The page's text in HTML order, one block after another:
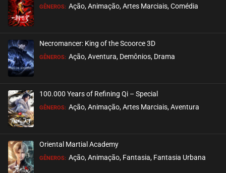
GÊNEROS: Ação, Animação, Artes Marciais, Comédia
Necromancer: King of the Scoorce 3D
GÊNEROS: Ação, Aventura, Demônios, Drama
100.000 Years of Refining Qi – Special
GÊNEROS: Ação, Animação, Artes Marciais, Aventura
Oriental Martial Academy
GÊNEROS: Ação, Animação, Fantasia, Fantasia Urbana